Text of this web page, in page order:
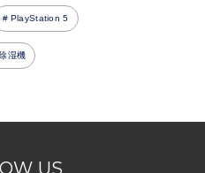
PlayStation 5
湿機